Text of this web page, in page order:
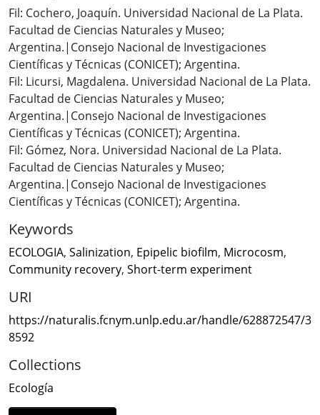
Fil: Cochero, Joaquín. Universidad Nacional de La Plata.
Facultad de Ciencias Naturales y Museo;
Argentina.|Consejo Nacional de Investigaciones
Científicas y Técnicas (CONICET); Argentina.
Fil: Licursi, Magdalena. Universidad Nacional de La Plata.
Facultad de Ciencias Naturales y Museo;
Argentina.|Consejo Nacional de Investigaciones
Científicas y Técnicas (CONICET); Argentina.
Fil: Gómez, Nora. Universidad Nacional de La Plata.
Facultad de Ciencias Naturales y Museo;
Argentina.|Consejo Nacional de Investigaciones
Científicas y Técnicas (CONICET); Argentina.
Keywords
ECOLOGIA, Salinization, Epipelic biofilm, Microcosm,
Community recovery, Short-term experiment
URI
https://naturalis.fcnym.unlp.edu.ar/handle/628872547/3
8592
Collections
Ecología